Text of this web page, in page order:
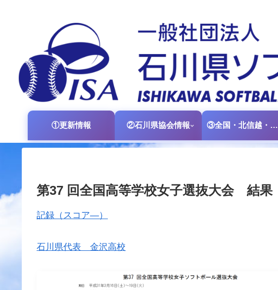
①更新情報 ②石川県協会情報 ③全国・北信越・中日本大会情報
第37 回全国高等学校女子選抜大会 結果
記録（スコア―）
石川県代表 金沢高校